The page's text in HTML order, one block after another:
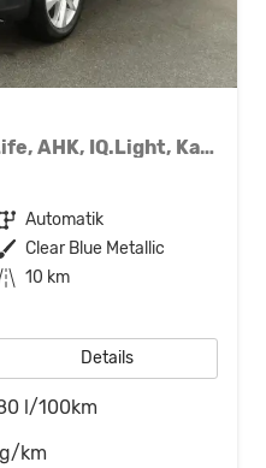
1.0 TSI 85 kW Life DSG Life, AHK, IQ.Light, Kamera, ACC, Side, Winter, 17-Zoll
Getriebe Automatik
Außenfarbe Clear Blue Metallic
Kilometerstand 10 km
Details
l/100km
km